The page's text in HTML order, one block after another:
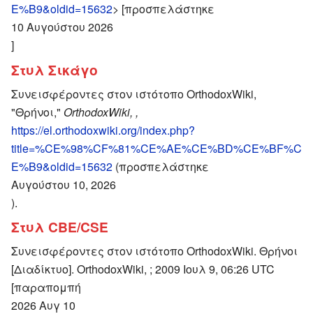
E%B9&oldid=15632> [προσπελάστηκε
10 Αυγούστου 2026
]
Στυλ Σικάγο
Συνεισφέροντες στον ιστότοπο OrthodoxWiki,
"Θρήνοι," OrthodoxWiki, ,
https://el.orthodoxwiki.org/index.php?
title=%CE%98%CF%81%CE%AE%CE%BD%CE%BF%C
E%B9&oldid=15632 (προσπελάστηκε
Αυγούστου 10, 2026
).
Στυλ CBE/CSE
Συνεισφέροντες στον ιστότοπο OrthodoxWiki. Θρήνοι
[Διαδίκτυο]. OrthodoxWiki, ; 2009 Ιουλ 9, 06:26 UTC
[παραπομπή
2026 Αυγ 10